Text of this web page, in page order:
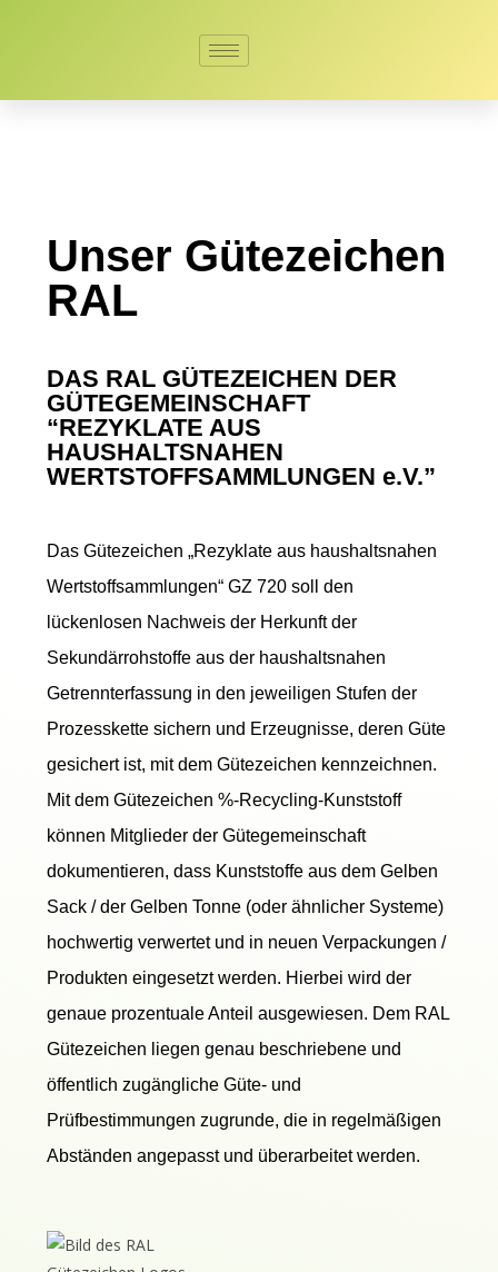
Unser Gütezeichen
RAL
DAS RAL GÜTEZEICHEN DER
GÜTEGEMEINSCHAFT
“REZYKLATE AUS
HAUSHALTSNAHEN
WERTSTOFFSAMMLUNGEN e.V.”
Das Gütezeichen „Rezyklate aus haushaltsnahen
Wertstoffsammlungen“ GZ 720 soll den
lückenlosen Nachweis der Herkunft der
Sekundärrohstoffe aus der haushaltsnahen
Getrennterfassung in den jeweiligen Stufen der
Prozesskette sichern und Erzeugnisse, deren Güte
gesichert ist, mit dem Gütezeichen kennzeichnen.
Mit dem Gütezeichen %-Recycling-Kunststoff
können Mitglieder der Gütegemeinschaft
dokumentieren, dass Kunststoffe aus dem Gelben
Sack / der Gelben Tonne (oder ähnlicher Systeme)
hochwertig verwertet und in neuen Verpackungen /
Produkten eingesetzt werden. Hierbei wird der
genaue prozentuale Anteil ausgewiesen. Dem RAL
Gütezeichen liegen genau beschriebene und
öffentlich zugängliche Güte- und
Prüfbestimmungen zugrunde, die in regelmäßigen
Abständen angepasst und überarbeitet werden.